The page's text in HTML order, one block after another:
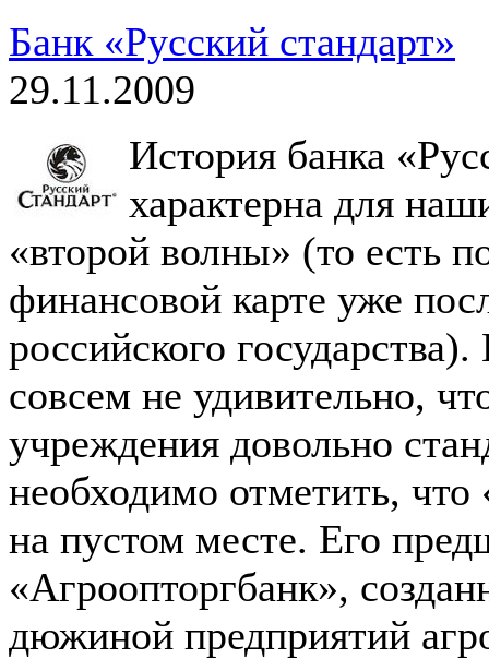
Банк «Русский стандарт»
29.11.2009
История банка
характерна для
«второй волны» (то есть
финансовой карте уже
российского
совсем не удивительно,
учреждения довольно
необходимо отметить, что
на пустом месте. Его
«Агроопторгбанк»,
дюжиной предприятий